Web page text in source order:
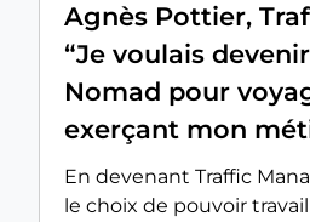
Agnès Pottier,
“Je voulais
Nomad pour
exerçant mon
En devenant Traffic
le choix de pouvoir